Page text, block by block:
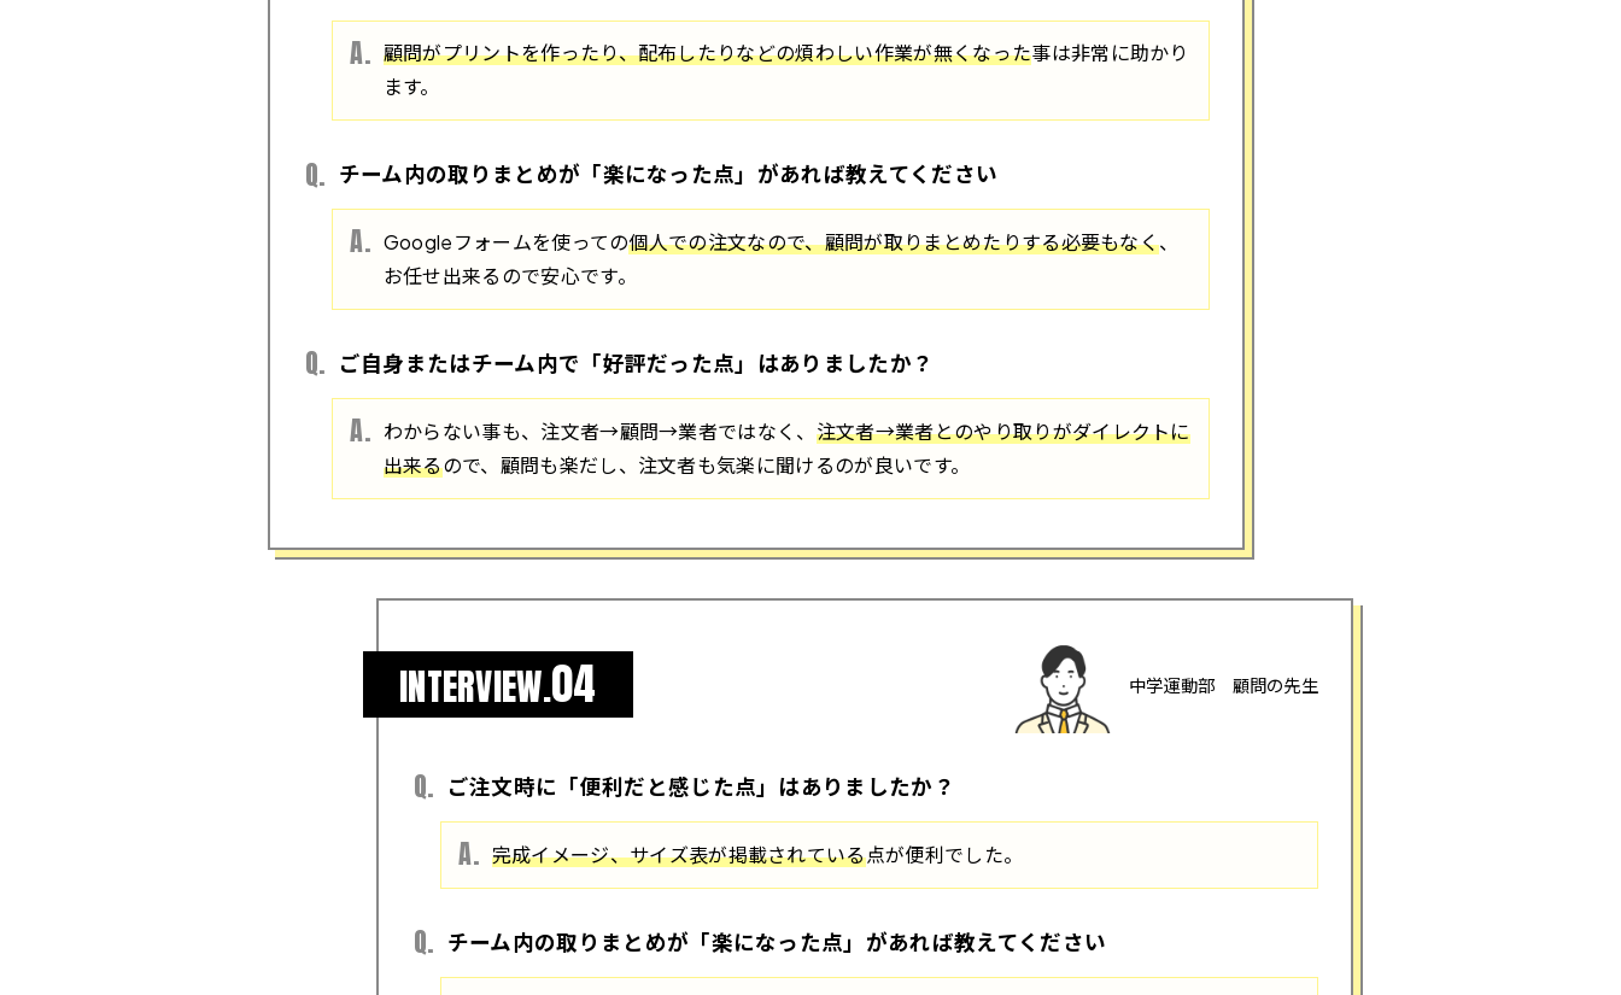
顧問がプリントを作ったり、配布したりなどの煩わしい作業が無くなった事は非常に助かり
ます。
チーム内の取りまとめが「楽になった点」があれば教えてください
Googleフォームを使っての個人での注文なので、顧問が取りまとめたりする必要もなく、
お任せ出来るので安心です。
ご自身またはチーム内で「好評だった点」はありましたか？
わからない事も、注文者→顧問→業者ではなく、 注文者→業者とのやり取りがダイレクトに
出来るので、顧問も楽だし、注文者も気楽に聞けるのが良いです。
INTERVIEW.04 中学運動部 顧問の先生
ご注文時に「便利だと感じた点」はありましたか？
完成イメージ、サイズ表が掲載されている点が便利でした。
チーム内の取りまとめが「楽になった点」があれば教えてください